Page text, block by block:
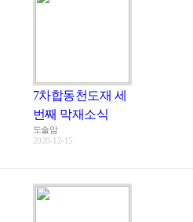
7차합동천도재 세
번째 막재소식
도솔암
2020-12-15